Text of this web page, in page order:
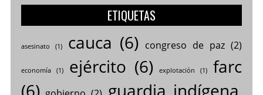
ETIQUETAS
asesinato (1) cauca (6) congreso de paz(2)
economía(1) ejército (6) explotación (1)
farc
(6)
guardia indígena